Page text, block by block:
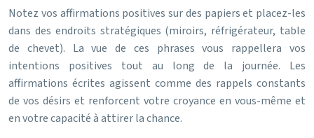
Notez vos affirmations positives sur des papiers et placez-les
dans des endroits stratégiques (miroirs, réfrigérateur, table
de chevet). La vue de ces phrases vous rappellera vos
intentions positives tout au long de la journée. Les
affirmations écrites agissent comme des rappels constants
de vos désirs et renforcent votre croyance en vous-même et
en votre capacité à attirer la chance.